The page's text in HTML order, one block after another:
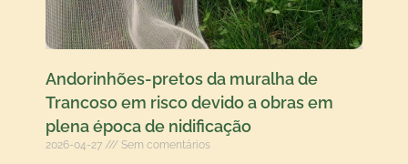
Andorinhões-pretos da muralha de
Trancoso em risco devido a obras em
plena época de nidificação
2026-04-27 Sem comentários